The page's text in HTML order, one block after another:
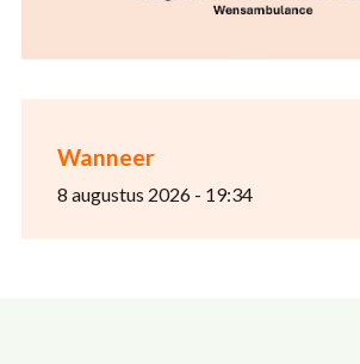
Wanneer
8 augustus 2026 - 19:34